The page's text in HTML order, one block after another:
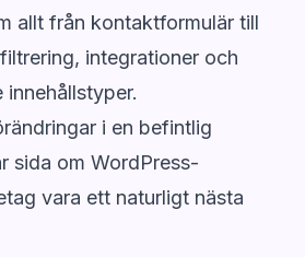
allt från kontaktformulär till
integrationer och
innehållstyper.
i en befintlig
sida om WordPress-
vara ett naturligt nästa